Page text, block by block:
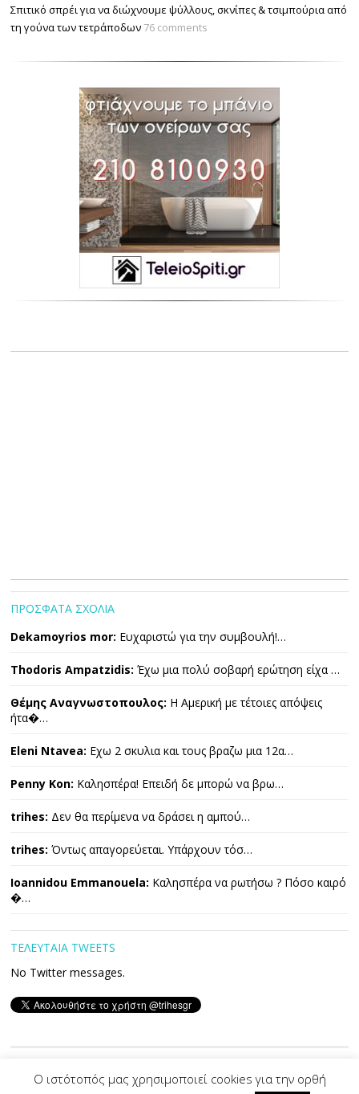
Σπιτικό σπρέι για να διώχνουμε ψύλλους, σκνίπες & τσιμπούρια από
τη γούνα των τετράποδων 76 comments
ΠΡΟΣΦΑΤΑ ΣΧΟΛΙΑ
Dekamoyrios mor: Ευχαριστώ για την συμβουλή!…
Thodoris Ampatzidis: Έχω μια πολύ σοβαρή ερώτηση είχα …
Θέμης Αναγνωστοπουλος: Η Αμερική με τέτοιες απόψεις
ήτα�…
Eleni Ntavea: Εχω 2 σκυλια και τους βραζω μια 12α…
Penny Kon: Καλησπέρα! Επειδή δε μπορώ να βρω…
trihes: Δεν θα περίμενα να δράσει η αμπού…
trihes: Όντως απαγορεύεται. Υπάρχουν τόσ…
Ioannidou Emmanouela: Καλησπέρα να ρωτήσω ? Πόσο καιρό
�…
ΤΕΛΕΥΤΑΙΑ TWEETS
No Twitter messages.
Copyright © 2026 ΤΡΙΧΕΣ. All Rights Reserved.
Ο ιστότοπός μας χρησιμοποιεί cookies για την ορθή